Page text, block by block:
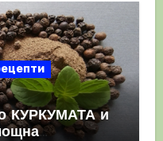
КУРКУМАТА и